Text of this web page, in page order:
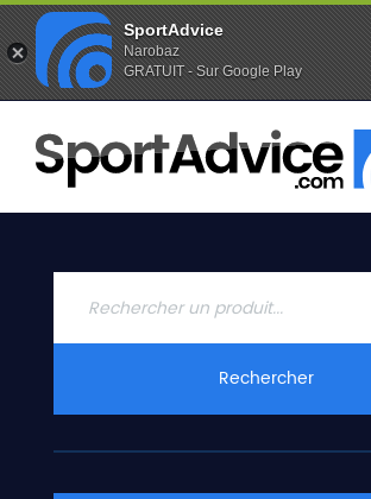
Favoris (0) Alertes (0)
ACCUEIL
SKIS
2020
CONTACT
Rechercher
SportAdvice
Narobaz
GRATUIT - Sur Google Play